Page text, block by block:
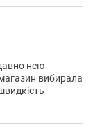
режимів:
тости,
нею
вибирала